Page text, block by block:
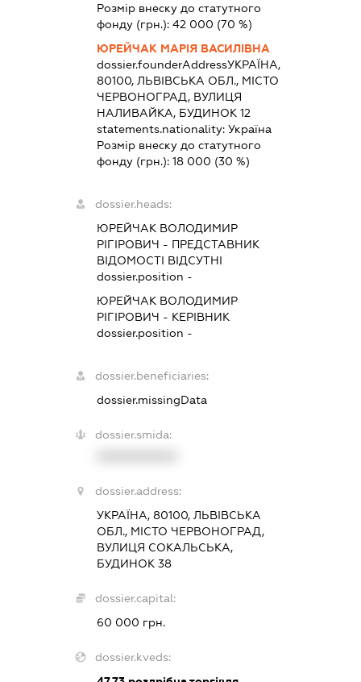
Розмір внеску до статутного
фонду (грн.): 42 000 (70 %)
ЮРЕЙЧАК МАРІЯ ВАСИЛІВНА
dossier.founderAddressУКРАЇНА,
80100, ЛЬВІВСЬКА ОБЛ., МІСТО
ЧЕРВОНОГРАД, ВУЛИЦЯ
НАЛИВАЙКА, БУДИНОК 12
statements.nationality: Україна
Розмір внеску до статутного
фонду (грн.): 18 000 (30 %)
dossier.heads:
ЮРЕЙЧАК ВОЛОДИМИР
РІГІРОВИЧ - ПРЕДСТАВНИК
ВІДОМОСТІ ВІДСУТНІ
dossier.position -
ЮРЕЙЧАК ВОЛОДИМИР
РІГІРОВИЧ - КЕРІВНИК
dossier.position -
dossier.beneficiaries:
dossier.missingData
dossier.smida:
dossier.address:
УКРАЇНА, 80100, ЛЬВІВСЬКА
ОБЛ., МІСТО ЧЕРВОНОГРАД,
ВУЛИЦЯ СОКАЛЬСЬКА,
БУДИНОК 38
dossier.capital:
60 000 грн.
dossier.kveds: